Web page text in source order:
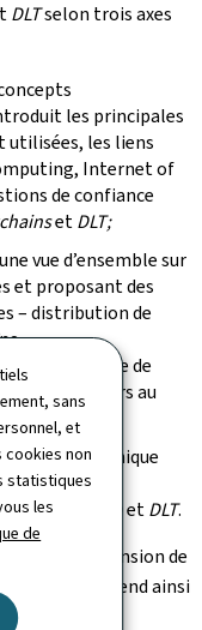
sans
et
cookies non
statistiques
les
de
DLTselon trois axes
les principales
les liens
Internet of
de confiance
etDLT;
vue d’ensemble sur
et proposant des
– distribution de
et échange de
en cours au
technique
pour
blockchain etDLT.
la compréhension de
et entend ainsi
et les